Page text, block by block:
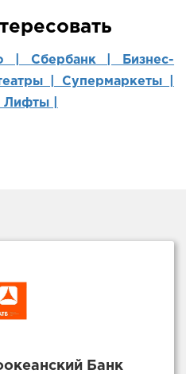
| Сбербанк |
Бизнес-
| Супермаркеты |
Лифты |
Банк